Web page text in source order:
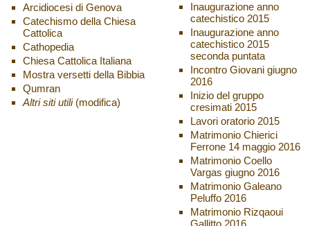
Arcidiocesi di Genova
Catechismo della Chiesa
Cattolica
Cathopedia
Chiesa Cattolica Italiana
Mostra versetti della Bibbia
Qumran
Altri siti utili (modifica)
Inaugurazione anno
catechistico 2015
Inaugurazione anno
catechistico 2015
seconda puntata
Incontro Giovani giugno
2016
Inizio del gruppo
cresimati 2015
Lavori oratorio 2015
Matrimonio Chierici
Ferrone 14 maggio 2016
Matrimonio Coello
Vargas giugno 2016
Matrimonio Galeano
Peluffo 2016
Matrimonio Rizqaoui